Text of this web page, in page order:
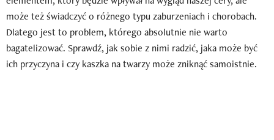
może też świadczyć o różnego typu zaburzeniach i chorobach.
Dlatego jest to problem, którego absolutnie nie warto
bagatelizować. Sprawdź, jak sobie z nimi radzić, jaka może być
ich przyczyna i czy kaszka na twarzy może zniknąć samoistnie.